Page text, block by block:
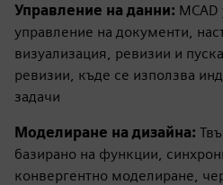
Управление на данни:
управление на документи,
визуализация, ревизии и
ревизии, къде се използва
задачи
Моделиране на дизайна:
базирано на функции,
конвергентно моделиране,